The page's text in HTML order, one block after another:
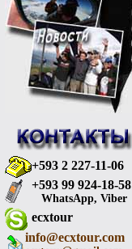
+593 2 227-11-06
+593 99 924-18-58
WhatsApp, Viber
ecxtour
info@ecxtour.com